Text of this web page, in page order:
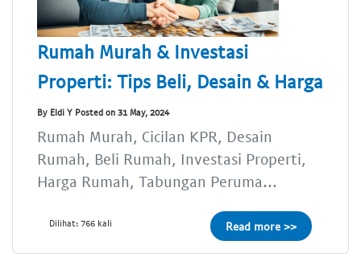
Rumah Murah & Investasi
Properti: Tips Beli, Desain & Harga
By Eldi Y Posted on 31 May, 2024
Rumah Murah, Cicilan KPR, Desain
Rumah, Beli Rumah, Investasi Properti,
Harga Rumah, Tabungan Peruma...
Dilihat: 766 kali Read more >>